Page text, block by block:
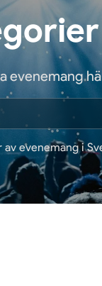
evenemang
evenemang i